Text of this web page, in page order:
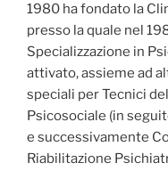
1980 ha fondato la
presso la quale nel
Specializzazione in
attivato, assieme ad
speciali per Tecnici
Psicosociale (in
e successivamente
Riabilitazione